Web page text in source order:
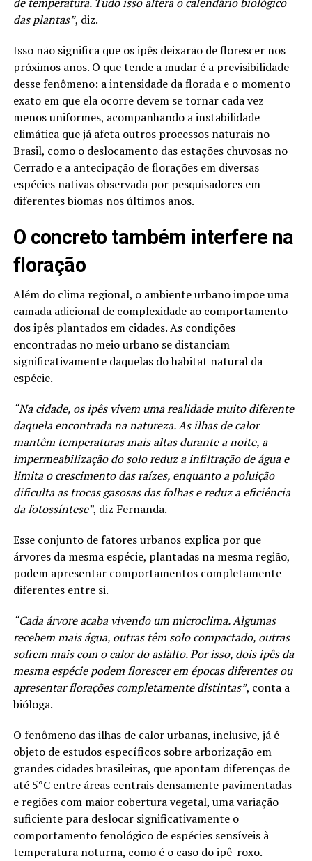
de temperatura. Tudo isso altera o calendário biológico
das plantas”, diz.
Isso não significa que os ipês deixarão de florescer nos
próximos anos. O que tende a mudar é a previsibilidade
desse fenômeno: a intensidade da florada e o momento
exato em que ela ocorre devem se tornar cada vez
menos uniformes, acompanhando a instabilidade
climática que já afeta outros processos naturais no
Brasil, como o deslocamento das estações chuvosas no
Cerrado e a antecipação de florações em diversas
espécies nativas observada por pesquisadores em
diferentes biomas nos últimos anos.
O concreto também interfere na
floração
Além do clima regional, o ambiente urbano impõe uma
camada adicional de complexidade ao comportamento
dos ipês plantados em cidades. As condições
encontradas no meio urbano se distanciam
significativamente daquelas do habitat natural da
espécie.
“Na cidade, os ipês vivem uma realidade muito diferente
daquela encontrada na natureza. As ilhas de calor
mantêm temperaturas mais altas durante a noite, a
impermeabilização do solo reduz a infiltração de água e
limita o crescimento das raízes, enquanto a poluição
dificulta as trocas gasosas das folhas e reduz a eficiência
da fotossíntese”, diz Fernanda.
Esse conjunto de fatores urbanos explica por que
árvores da mesma espécie, plantadas na mesma região,
podem apresentar comportamentos completamente
diferentes entre si.
“Cada árvore acaba vivendo um microclima. Algumas
recebem mais água, outras têm solo compactado, outras
sofrem mais com o calor do asfalto. Por isso, dois ipês da
mesma espécie podem florescer em épocas diferentes ou
apresentar florações completamente distintas”, conta a
bióloga.
O fenômeno das ilhas de calor urbanas, inclusive, já é
objeto de estudos específicos sobre arborização em
grandes cidades brasileiras, que apontam diferenças de
até 5°C entre áreas centrais densamente pavimentadas
e regiões com maior cobertura vegetal, uma variação
suficiente para deslocar significativamente o
comportamento fenológico de espécies sensíveis à
temperatura noturna, como é o caso do ipê-roxo.